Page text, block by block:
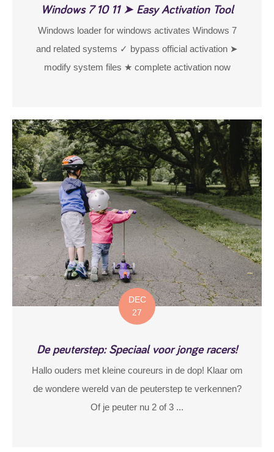
Windows 7 10 11 ➤ Easy Activation Tool
Windows loader for windows activates Windows 7
and related systems ✓ bypass official activation ➤
modify system files ★ complete activation now
DEC
27
De peuterstep: Speciaal voor jonge racers!
Hallo ouders met kleine coureurs in de dop! Klaar om
de wondere wereld van de peuterstep te verkennen?
Of je peuter nu 2 of 3 ...